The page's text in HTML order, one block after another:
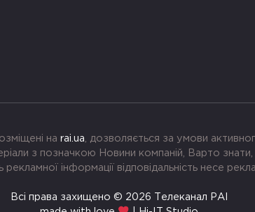
на rai.ua , дозволяється за умови
з позначкою Новини компаній, Варто
рекламної інформації відповідальність несе
Всі права захищено © 2026 Телеканал РАІ